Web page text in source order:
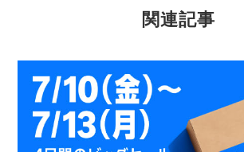
b
o
o
ai p
n
k
関連記事